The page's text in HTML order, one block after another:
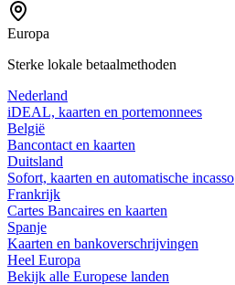
Europa
Sterke lokale betaalmethoden
Nederland
iDEAL, kaarten en portemonnees
België
Bancontact en kaarten
Duitsland
Sofort, kaarten en automatische incasso
Frankrijk
Cartes Bancaires en kaarten
Spanje
Kaarten en bankoverschrijvingen
Heel Europa
Bekijk alle Europese landen